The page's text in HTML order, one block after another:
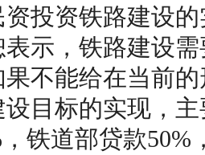
资铁路建设的
示，铁路建设
果不能给在当前
目标的实现，
铁道部贷款50%